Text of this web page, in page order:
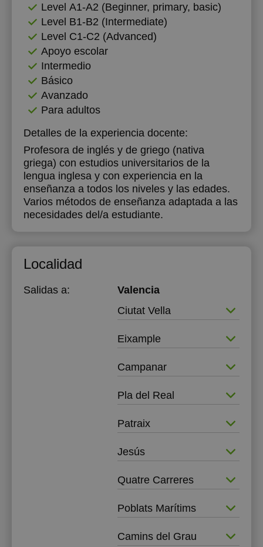
Level А1-А2 (Beginner, primary, basic)
Level B1-B2 (Intermediate)
Level C1-C2 (Advanced)
Apoyo escolar
Intermedio
Básico
Avanzado
Para adultos
Detalles de la experiencia docente:
Profesora de inglés y de griego (nativa
griega) con estudios universitarios de la
lengua inglesa y con experiencia en la
enseñanza a todos los niveles y las edades.
Varios métodos de enseñanza adaptada a las
necesidades del/a estudiante.
Localidad
Salidas a:
Valencia
Ciutat Vella
Eixample
Campanar
Pla del Real
Patraix
Jesús
Quatre Carreres
Poblats Marítims
Camins del Grau